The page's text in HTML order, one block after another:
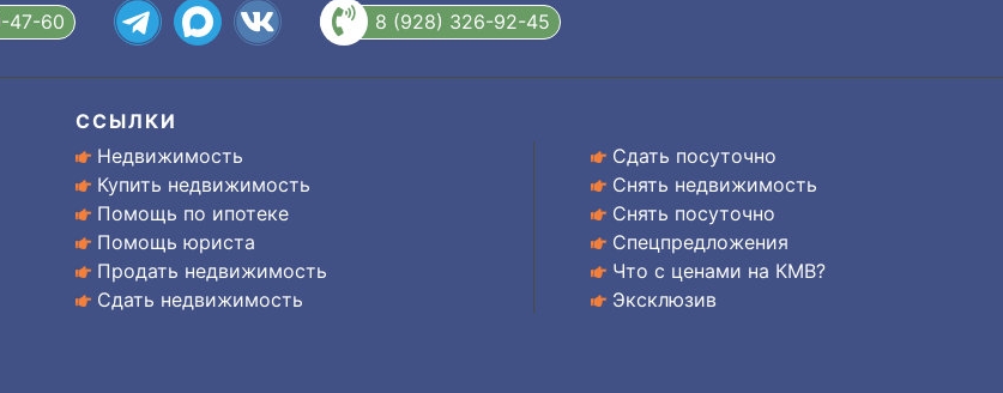
47-60 8 (928) 326-92-45
ССЫЛКИ
Недвижимость
Купить недвижимость
Помощь по ипотеке
Помощь юриста
Продать недвижимость
Сдать недвижимость
Сдать посуточно
Снять недвижимость
Снять посуточно
Спецпредложения
Что с ценами на КМВ?
Эксклюзив